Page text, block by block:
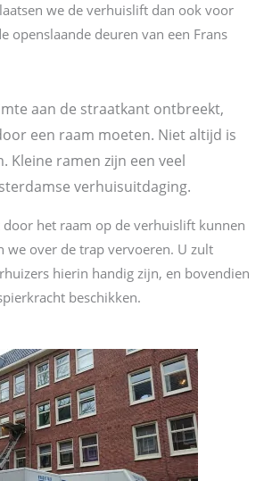
we de verhuislift dan ook voor
openslaande deuren van een Frans
aan de straatkant ontbreekt,
een raam moeten. Niet altijd is
Kleine ramen zijn een veel
verhuisuitdaging.
door het raam op de verhuislift kunnen
we over de trap vervoeren. U zult
hierin handig zijn, en bovendien
beschikken.